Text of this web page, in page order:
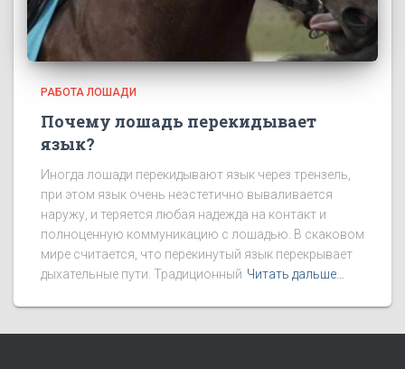
РАБОТА ЛОШАДИ
Почему лошадь перекидывает
язык?
Иногда лошади перекидывают язык через трензель,
при этом язык очень неэстетично вываливается
наружу, и теряется любая надежда на контакт и
полноценную коммуникацию с лошадью. В скаковом
мире считается, что перекинутый язык перекрывает
дыхательные пути. Традиционный Читать дальше…